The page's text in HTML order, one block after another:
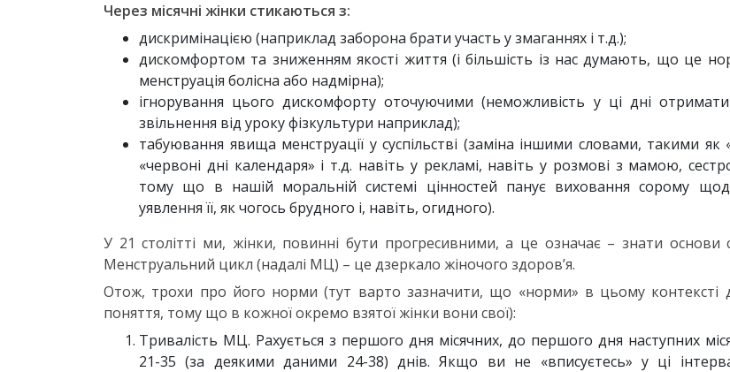
Через місячні жінки стикаються з:
дискримінацією (наприклад заборона брати участь у змаганнях і т.д.);
дискомфортом та зниженням якості життя (і більшість із нас думають, що це
менструація болісна або надмірна);
ігнорування цього дискомфорту оточуючими (неможливість у ці дні
звільнення від уроку фізкультури наприклад);
табуювання явища менструації у суспільстві (заміна іншими словами, такими як
«червоні дні календаря» і т.д. навіть у рекламі, навіть у розмові з мамою,
тому що в нашій моральній системі цінностей панує виховання сорому
уявлення її, як чогось брудного і, навіть, огидного).
У 21 столітті ми, жінки, повинні бути прогресивними, а це означає – знати основи
Менструальний цикл (надалі МЦ) – це дзеркало жіночого здоров’я.
Отож, трохи про його норми (тут варто зазначити, що «норми» в цьому контексті
поняття, тому що в кожної окремо взятої жінки вони свої):
Тривалість МЦ. Рахується з першого дня місячних, до першого дня наступних
21-35 (за деякими даними 24-38) днів. Якщо ви не «вписуєтесь» у ці